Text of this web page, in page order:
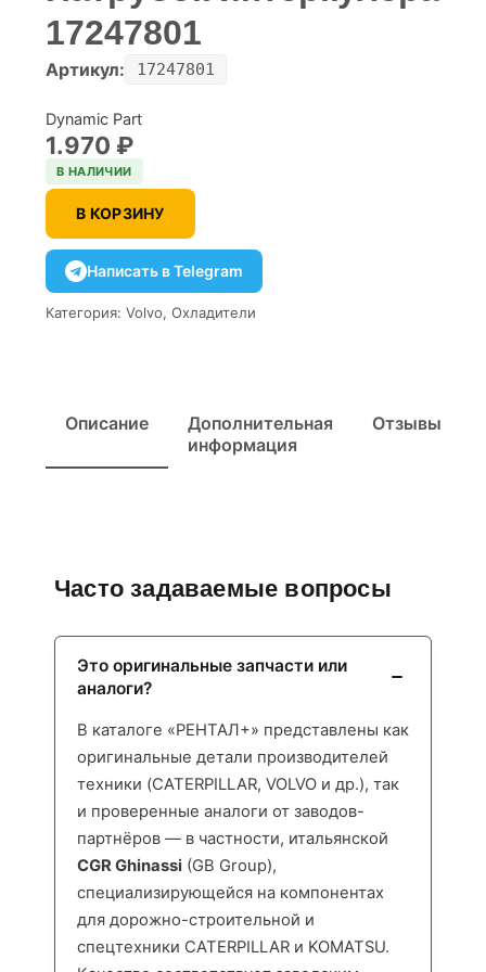
17247801
Артикул: 17247801
Dynamic Part
1.970 ₽
В НАЛИЧИИ
В КОРЗИНУ
Написать в Telegram
Категория: Volvo, Охладители
Описание
Дополнительная
информация
Отзывы
Часто задаваемые вопросы
Это оригинальные запчасти или
аналоги?
В каталоге «РЕНТАЛ+» представлены как
оригинальные детали производителей
техники (CATERPILLAR, VOLVO и др.), так
и проверенные аналоги от заводов-
партнёров — в частности, итальянской
CGR Ghinassi (GB Group),
специализирующейся на компонентах
для дорожно-строительной и
спецтехники CATERPILLAR и KOMATSU.